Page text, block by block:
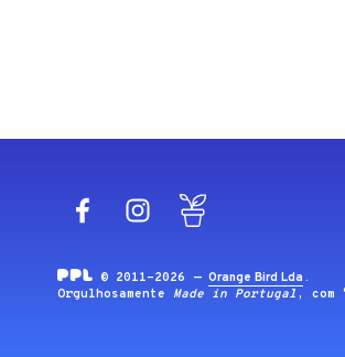
FacebookInstagram
© 2011-2026 —Orange Bird Lda .
Orgulhosamente Made in Portugal , com